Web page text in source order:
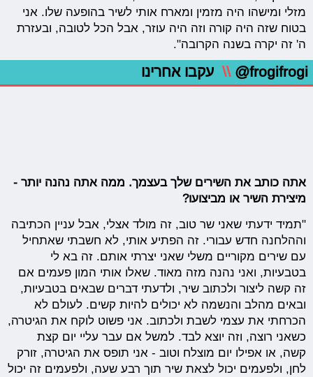
מזלי ומישהו היה מזמין ומארח אותי לשיר בהופעה שלו. אני
בטוח שזה היה קורה וזה היה עוזר, אבל הכל לטובה, ובעזרת
ה' זה יקרה בשנה הקרובה".
@frogifrogi
\\ עקבו אחרינו
אתה כותב את השירים שלך בעצמך. ממה אתה נהנה יותר -
מיצירת השיר או מביצועו?
"תמיד ידעתי שאני שר טוב, זה מולד אצלי, אבל עניין הכתיבה
וההלחנה חדש עבורי. זה הפתיע אותי, לא חשבתי שאתחיל
עם שירים מקוריים משלי שאני יצרתי אותם. זה בא לי
בטבעיות, ואני נהנה מזה מאוד. שאלו אותי המון פעמים אם
זה קשה ליצור ולכתוב שיר, ולדעתי דברים שבאים בטבעיות,
ובאים מהלב והנשמה לא יכולים להיות קשים. לעולם לא
הכרחתי את עצמי לשבת ולכתוב. אני פשוט לוקח את הגיטרה,
כשאני רוצה, וזה יוצא לבד. למשל אם עבר עליי יום קצת
קשה, או אפילו יום מוצלח וטוב - אני תופס את הגיטרה, זורק
לחן, ולפעמים יכול לצאת שיר תוך רבע שעה, ולפעמים זה יכול